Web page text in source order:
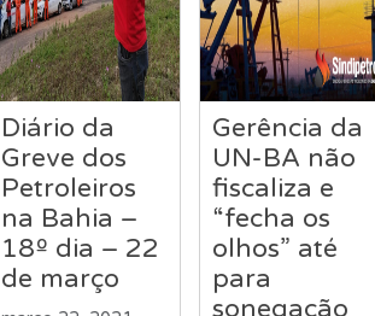
Diário da
Greve dos
Petroleiros
na Bahia –
18º dia – 22
de março
Gerência da
UN-BA não
fiscaliza e
“fecha os
olhos” até
para
sonegação